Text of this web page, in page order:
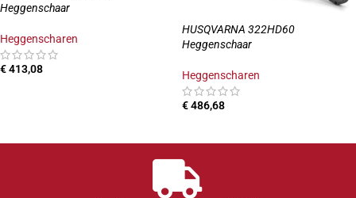
Heggenschaar
Heggenscharen
€413,08
HUSQVARNA 322HD60
Heggenschaar
Heggenscharen
€486,68